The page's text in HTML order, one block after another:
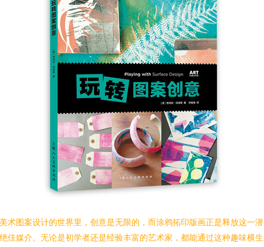
术图案设计的世界里，创意是无限的，而涂鸦拓印版画正是释放这一
佳媒介。无论是初学者还是经验丰富的艺术家，都能通过这种趣味横